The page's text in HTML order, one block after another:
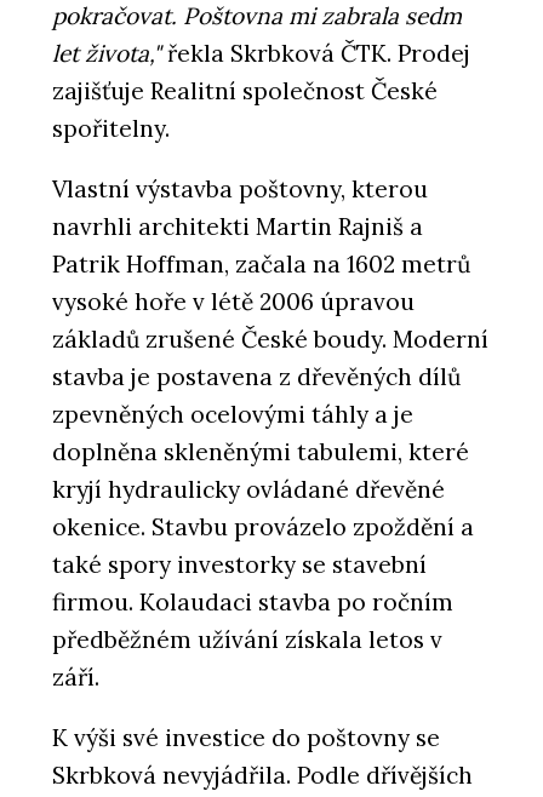
pokračovat. Poštovna mi zabrala sedm
let života,"řekla Skrbková ČTK. Prodej
zajišťuje Realitní společnost České
spořitelny.
Vlastní výstavba poštovny, kterou
navrhli architekti Martin Rajniš a
Patrik Hoffman, začala na 1602 metrů
vysoké hoře v létě 2006 úpravou
základů zrušené České boudy. Moderní
stavba je postavena z dřevěných dílů
zpevněných ocelovými táhly a je
doplněna skleněnými tabulemi, které
kryjí hydraulicky ovládané dřevěné
okenice. Stavbu provázelo zpoždění a
také spory investorky se stavební
firmou. Kolaudaci stavba po ročním
předběžném užívání získala letos v
září.
K výši své investice do poštovny se
Skrbková nevyjádřila. Podle dřívějších